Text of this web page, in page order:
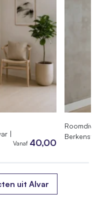
|
Vanaf 40,00
uit Alvar